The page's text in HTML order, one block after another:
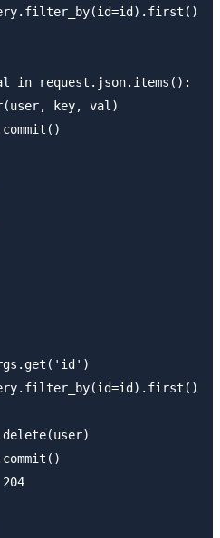
in request.json.items():
key, val)
204